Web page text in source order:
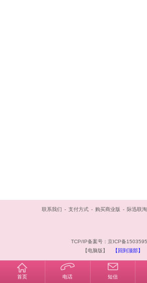
联系我们 - 支付方式 - 购买商业版 - 际迅联
TCP/IP备案号：京ICP备
【电脑版】
【回到顶部】
首页 电话 短信